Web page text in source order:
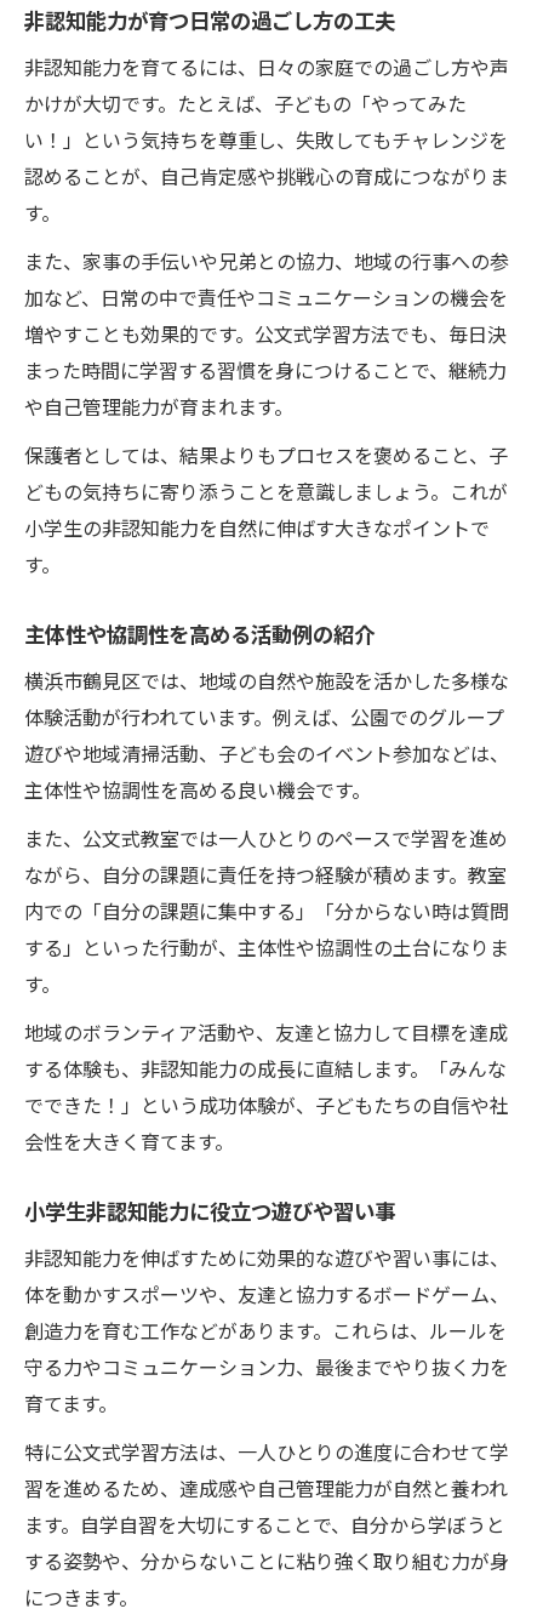
公文式が家庭学習と非認知能力向上に役立
つ理由
非認知能力向上に効果的な日常体験
日常生活で小学生非認知能力を育てる方法
非認知能力アップに役立つ家庭内体験例
非認知能力が成長する親子のコミュニケー
ション
日常の挑戦が小学生非認知能力にもたらす
効果
伸ばしたい非認知能力と活動選びのコツ
小学生非認知能力ごとの活動選びの極意
目指す非認知能力に合う学び方の工夫
小学生の成長段階に合わせた活動例の選択
非認知能力が育つ日常の過ごし方の工夫
非認知能力を育てるには、日々の家庭での過ごし方や声
かけが大切です。たとえば、子どもの「やってみた
い！」という気持ちを尊重し、失敗してもチャレンジを
認めることが、自己肯定感や挑戦心の育成につながりま
す。
また、家事の手伝いや兄弟との協力、地域の行事への参
加など、日常の中で責任やコミュニケーションの機会を
増やすことも効果的です。公文式学習方法でも、毎日決
まった時間に学習する習慣を身につけることで、継続力
や自己管理能力が育まれます。
保護者としては、結果よりもプロセスを褒めること、子
どもの気持ちに寄り添うことを意識しましょう。これが
小学生の非認知能力を自然に伸ばす大きなポイントで
す。
主体性や協調性を高める活動例の紹介
横浜市鶴見区では、地域の自然や施設を活かした多様な
体験活動が行われています。例えば、公園でのグループ
遊びや地域清掃活動、子ども会のイベント参加などは、
主体性や協調性を高める良い機会です。
また、公文式教室では一人ひとりのペースで学習を進め
ながら、自分の課題に責任を持つ経験が積めます。教室
内での「自分の課題に集中する」「分からない時は質問
する」といった行動が、主体性や協調性の土台になりま
す。
地域のボランティア活動や、友達と協力して目標を達成
する体験も、非認知能力の成長に直結します。「みんな
でできた！」という成功体験が、子どもたちの自信や社
会性を大きく育てます。
小学生非認知能力に役立つ遊びや習い事
非認知能力を伸ばすために効果的な遊びや習い事には、
体を動かすスポーツや、友達と協力するボードゲーム、
創造力を育む工作などがあります。これらは、ルールを
守る力やコミュニケーション力、最後までやり抜く力を
育てます。
特に公文式学習方法は、一人ひとりの進度に合わせて学
習を進めるため、達成感や自己管理能力が自然と養われ
ます。自学自習を大切にすることで、自分から学ぼうと
する姿勢や、分からないことに粘り強く取り組む力が身
につきます。